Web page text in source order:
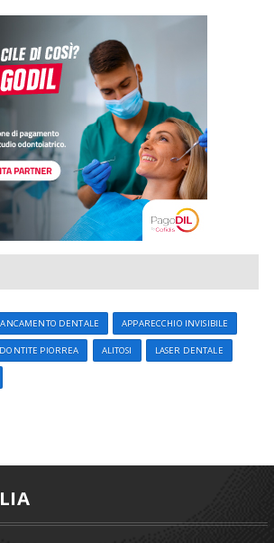
mobile e linguale
e Sbiancamento dentale
delle Cefalee correlate a disfunzioni
a Bari e Corato
DENTALE APPARECCHIO INVISIBILE
PIORREA ALITOSI LASER DENTALE